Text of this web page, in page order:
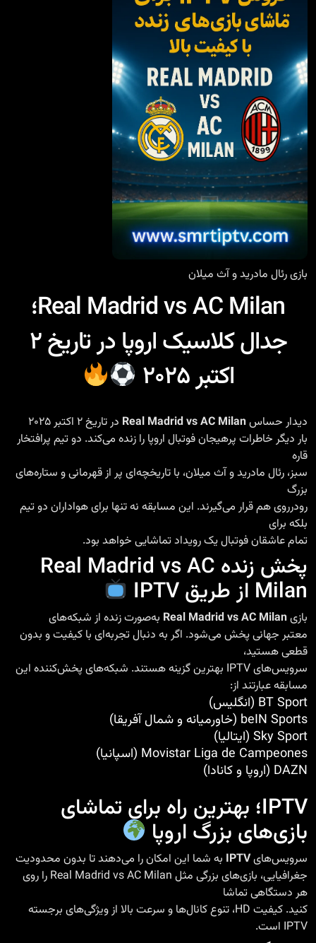
بازی رئال مادرید و آث میلان
Real Madrid vs AC Milan؛
جدال کلاسیک اروپا در تاریخ ۲
اکتبر ۲۰۲۵
دیدار حساسReal Madrid vs AC Milan در تاریخ ۲ اکتبر ۲۰۲۵
بار دیگر خاطرات پرهیجان فوتبال اروپا را زنده می‌کند. دو تیم پرافتخار
قاره
سبز، رئال مادرید و آث میلان، با تاریخچه‌ای پر از قهرمانی و ستاره‌های
بزرگ
رودرروی هم قرار می‌گیرند. این مسابقه نه تنها برای هواداران دو تیم
بلکه برای
تمام عاشقان فوتبال یک رویداد تماشایی خواهد بود.
پخش زنده Real Madrid vs AC
Milan از طریق IPTV
بازیReal Madrid vs AC Milan به‌صورت زنده از شبکه‌های
معتبر جهانی پخش می‌شود. اگر به دنبال تجربه‌ای با کیفیت و بدون
قطعی هستید،
سرویس‌های IPTV بهترین گزینه هستند. شبکه‌های پخش‌کننده این
مسابقه عبارتند از:
BT Sport (انگلیس)
beIN Sports (خاورمیانه و شمال آفریقا)
Sky Sport (ایتالیا)
Movistar Liga de Campeones (اسپانیا)
DAZN (اروپا و کانادا)
IPTV؛ بهترین راه برای تماشای
بازی‌های بزرگ اروپا
سرویس‌هایIPTV به شما این امکان را می‌دهند تا بدون محدودیت
جغرافیایی، بازی‌های بزرگی مثل Real Madrid vs AC Milan را روی
هر دستگاهی تماشا
کنید. کیفیت HD، تنوع کانال‌ها و سرعت بالا از ویژگی‌های برجسته
IPTV است.